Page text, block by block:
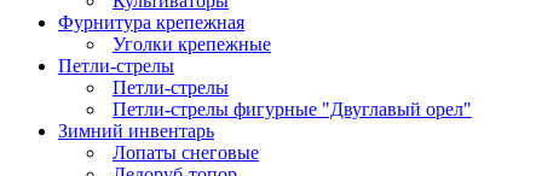
Фурнитура крепежная
Уголки крепежные
Петли-стрелы
Петли-стрелы
Петли-стрелы фигурные "Двуглавый орел"
Зимний инвентарь
Лопаты снеговые